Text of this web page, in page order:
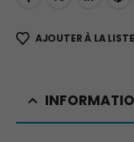
AJOUTER À LA